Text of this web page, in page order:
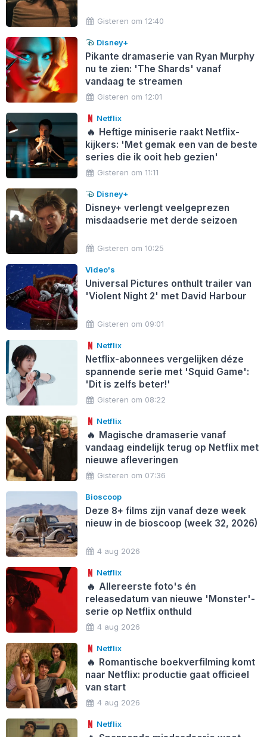
Gisteren om 12:40
Disney+
Pikante dramaserie van Ryan Murphy
nu te zien: 'The Shards' vanaf
vandaag te streamen
Gisteren om 12:01
Netflix
🔥 Heftige miniserie raakt Netflix-
kijkers: 'Met gemak een van de beste
series die ik ooit heb gezien'
Gisteren om 11:11
Disney+
Disney+ verlengt veelgeprezen
misdaadserie met derde seizoen
Gisteren om 10:25
Video's
Universal Pictures onthult trailer van
'Violent Night 2' met David Harbour
Gisteren om 09:01
Netflix
Netflix-abonnees vergelijken déze
spannende serie met 'Squid Game':
'Dit is zelfs beter!'
Gisteren om 08:22
Netflix
🔥 Magische dramaserie vanaf
vandaag eindelijk terug op Netflix met
nieuwe afleveringen
Gisteren om 07:36
Bioscoop
Deze 8+ films zijn vanaf deze week
nieuw in de bioscoop (week 32, 2026)
4 aug 2026
Netflix
🔥 Allereerste foto's én
releasedatum van nieuwe 'Monster'-
serie op Netflix onthuld
4 aug 2026
Netflix
🔥 Romantische boekverfilming komt
naar Netflix: productie gaat officieel
van start
4 aug 2026
Netflix